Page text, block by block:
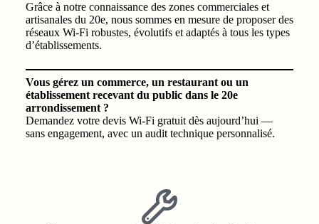
Grâce à notre connaissance des zones commerciales et
artisanales du 20e, nous sommes en mesure de proposer des
réseaux Wi‑Fi robustes, évolutifs et adaptés à tous les types
d’établissements.
Vous gérez un commerce, un restaurant ou un
établissement recevant du public dans le 20e
arrondissement ?
Demandez votre devis Wi‑Fi gratuit dès aujourd’hui —
sans engagement, avec un audit technique personnalisé.